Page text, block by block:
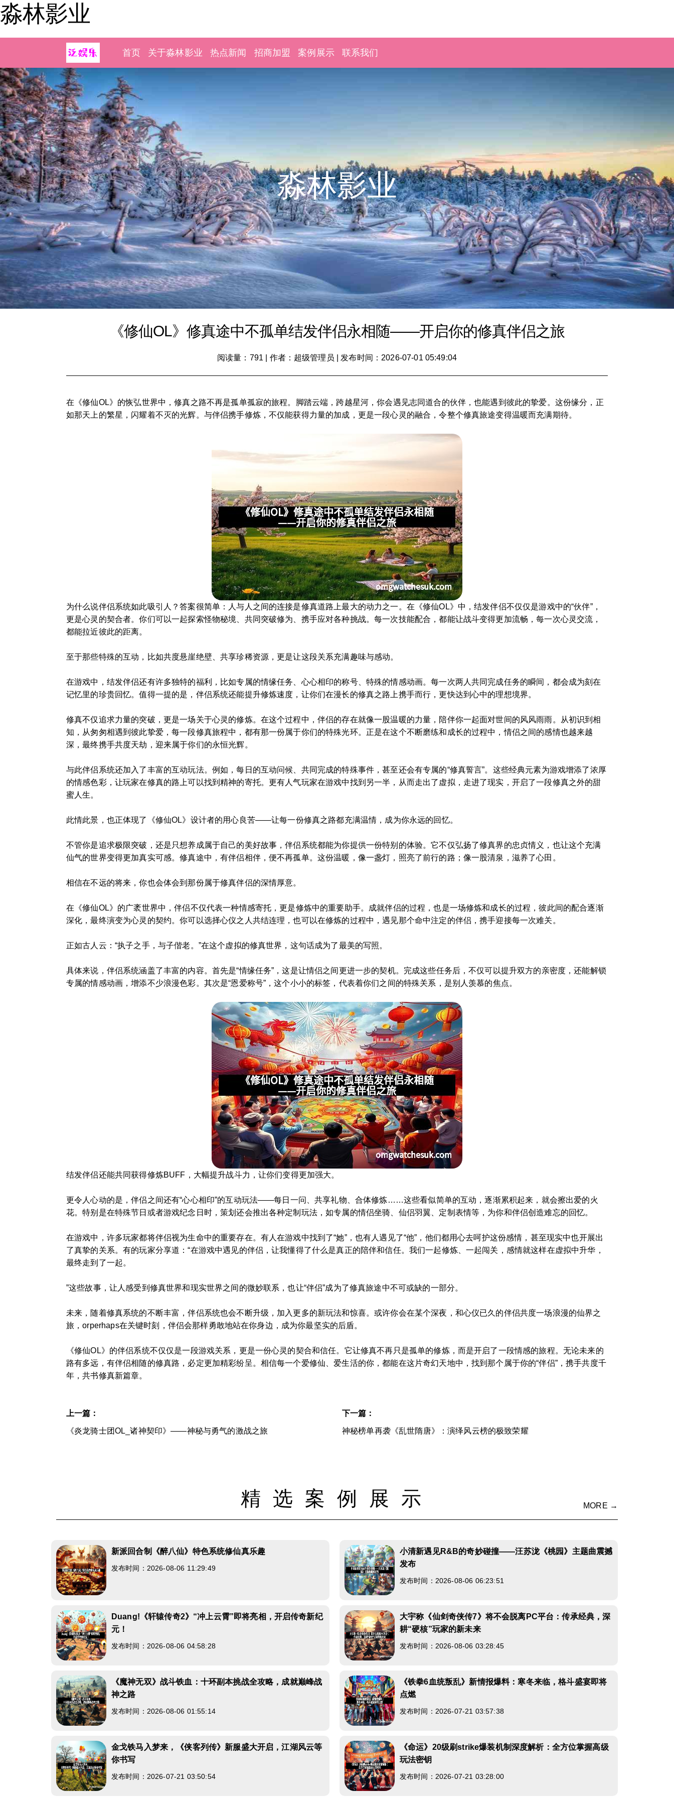
淼林影业
首页 关于淼林影业 热点新闻 招商加盟 案例展示 联系我们
淼林影业
《修仙OL》修真途中不孤单结发伴侣永相随——开启你的修真伴侣之旅
阅读量：791 作者：超级管理员 发布时间：2026-07-01 05:49:04
在《修仙OL》的恢弘世界中，修真之路不再是孤单孤寂的旅程。脚踏云端，跨越星河，你会遇见志同道合的伙伴，也能遇到彼此的挚爱。这份缘分，正
如那天上的繁星，闪耀着不灭的光辉。与伴侣携手修炼，不仅能获得力量的加成，更是一段心灵的融合，令整个修真旅途变得温暖而充满期待。
为什么说伴侣系统如此吸引人？答案很简单：人与人之间的连接是修真道路上最大的动力之一。在《修仙OL》中，结发伴侣不仅仅是游戏中的“伙伴”，
更是心灵的契合者。你们可以一起探索怪物秘境、共同突破修为、携手应对各种挑战。每一次技能配合，都能让战斗变得更加流畅，每一次心灵交流，
都能拉近彼此的距离。
至于那些特殊的互动，比如共度悬崖绝壁、共享珍稀资源，更是让这段关系充满趣味与感动。
在游戏中，结发伴侣还有许多独特的福利，比如专属的情缘任务、心心相印的称号、特殊的情感动画。每一次两人共同完成任务的瞬间，都会成为刻在
记忆里的珍贵回忆。值得一提的是，伴侣系统还能提升修炼速度，让你们在漫长的修真之路上携手而行，更快达到心中的理想境界。
修真不仅追求力量的突破，更是一场关于心灵的修炼。在这个过程中，伴侣的存在就像一股温暖的力量，陪伴你一起面对世间的风风雨雨。从初识到相
知，从匆匆相遇到彼此挚爱，每一段修真旅程中，都有那一份属于你们的特殊光环。正是在这个不断磨练和成长的过程中，情侣之间的感情也越来越
深，最终携手共度天劫，迎来属于你们的永恒光辉。
与此伴侣系统还加入了丰富的互动玩法。例如，每日的互动问候、共同完成的特殊事件，甚至还会有专属的“修真誓言”。这些经典元素为游戏增添了浓厚
的情感色彩，让玩家在修真的路上可以找到精神的寄托。更有人气玩家在游戏中找到另一半，从而走出了虚拟，走进了现实，开启了一段修真之外的甜
蜜人生。
此情此景，也正体现了《修仙OL》设计者的用心良苦——让每一份修真之路都充满温情，成为你永远的回忆。
不管你是追求极限突破，还是只想养成属于自己的美好故事，伴侣系统都能为你提供一份特别的体验。它不仅弘扬了修真界的忠贞情义，也让这个充满
仙气的世界变得更加真实可感。修真途中，有伴侣相伴，便不再孤单。这份温暖，像一盏灯，照亮了前行的路；像一股清泉，滋养了心田。
相信在不远的将来，你也会体会到那份属于修真伴侣的深情厚意。
在《修仙OL》的广袤世界中，伴侣不仅代表一种情感寄托，更是修炼中的重要助手。成就伴侣的过程，也是一场修炼和成长的过程，彼此间的配合逐渐
深化，最终演变为心灵的契约。你可以选择心仪之人共结连理，也可以在修炼的过程中，遇见那个命中注定的伴侣，携手迎接每一次难关。
正如古人云：“执子之手，与子偕老。”在这个虚拟的修真世界，这句话成为了最美的写照。
具体来说，伴侣系统涵盖了丰富的内容。首先是“情缘任务”，这是让情侣之间更进一步的契机。完成这些任务后，不仅可以提升双方的亲密度，还能解锁
专属的情感动画，增添不少浪漫色彩。其次是“恩爱称号”，这个小小的标签，代表着你们之间的特殊关系，是别人羡慕的焦点。
结发伴侣还能共同获得修炼BUFF，大幅提升战斗力，让你们变得更加强大。
更令人心动的是，伴侣之间还有“心心相印”的互动玩法——每日一问、共享礼物、合体修炼……这些看似简单的互动，逐渐累积起来，就会擦出爱的火
花。特别是在特殊节日或者游戏纪念日时，策划还会推出各种定制玩法，如专属的情侣坐骑、仙侣羽翼、定制表情等，为你和伴侣创造难忘的回忆。
在游戏中，许多玩家都将伴侣视为生命中的重要存在。有人在游戏中找到了“她”，也有人遇见了“他”，他们都用心去呵护这份感情，甚至现实中也开展出
了真挚的关系。有的玩家分享道：“在游戏中遇见的伴侣，让我懂得了什么是真正的陪伴和信任。我们一起修炼、一起闯关，感情就这样在虚拟中升华，
最终走到了一起。
”这些故事，让人感受到修真世界和现实世界之间的微妙联系，也让“伴侣”成为了修真旅途中不可或缺的一部分。
未来，随着修真系统的不断丰富，伴侣系统也会不断升级，加入更多的新玩法和惊喜。或许你会在某个深夜，和心仪已久的伴侣共度一场浪漫的仙界之
旅，orperhaps在关键时刻，伴侣会那样勇敢地站在你身边，成为你最坚实的后盾。
《修仙OL》的伴侣系统不仅仅是一段游戏关系，更是一份心灵的契合和信任。它让修真不再只是孤单的修炼，而是开启了一段情感的旅程。无论未来的
路有多远，有伴侣相随的修真路，必定更加精彩纷呈。相信每一个爱修仙、爱生活的你，都能在这片奇幻天地中，找到那个属于你的“伴侣”，携手共度千
年，共书修真新篇章。
上一篇：
《炎龙骑士团OL_诸神契印》——神秘与勇气的激战之旅
下一篇：
神秘榜单再袭《乱世隋唐》：演绎风云榜的极致荣耀
精选案例展示 MORE →
新派回合制《醉八仙》特色系统修仙真乐趣
发布时间：2026-08-06 11:29:49
小清新遇见R&B的奇妙碰撞——汪苏泷《桃园》主题曲震撼
发布
发布时间：2026-08-06 06:23:51
Duang!《轩辕传奇2》“冲上云霄”即将亮相，开启传奇新纪
元！
发布时间：2026-08-06 04:58:28
大宇称《仙剑奇侠传7》将不会脱离PC平台：传承经典，深
耕“硬核”玩家的新未来
发布时间：2026-08-06 03:28:45
《魔神无双》战斗铁血：十环副本挑战全攻略，成就巅峰战
神之路
发布时间：2026-08-06 01:55:14
《铁拳6血统叛乱》新情报爆料：寒冬来临，格斗盛宴即将
点燃
发布时间：2026-07-21 03:57:38
金戈铁马入梦来，《侠客列传》新服盛大开启，江湖风云等
你书写
发布时间：2026-07-21 03:50:54
《命运》20级刷strike爆装机制深度解析：全方位掌握高级
玩法密钥
发布时间：2026-07-21 03:28:00